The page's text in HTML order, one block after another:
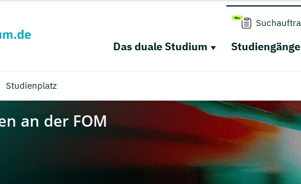
Das duale Studium Studiengänge
Studienplatz